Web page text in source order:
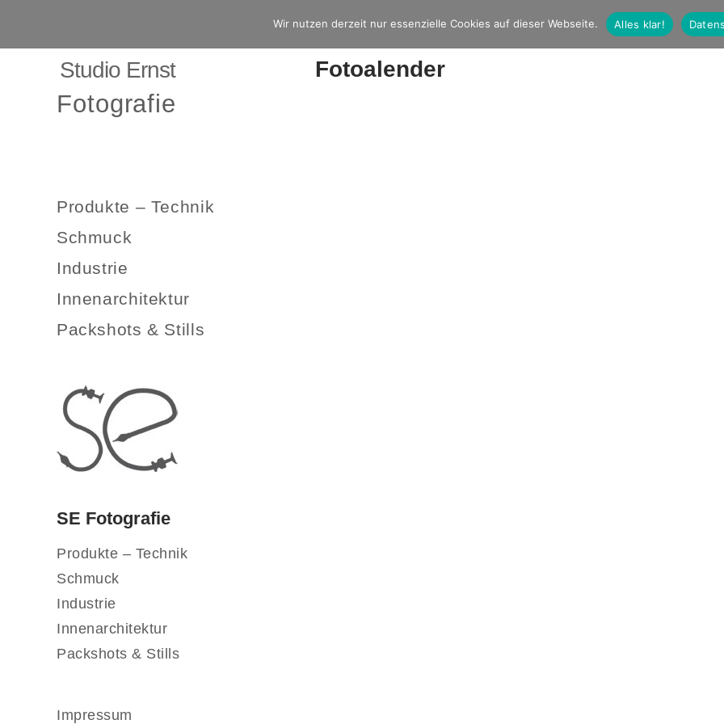
Studio Ernst
Fotografie
Produkte – Technik
Schmuck
Industrie
Innenarchitektur
Packshots & Stills
SE Fotografie
Produkte – Technik
Schmuck
Industrie
Innenarchitektur
Packshots & Stills
Impressum
Fotoalender
Wir nutzen derzeit nur essenzielle Cookies auf dieser Webseite. Alles klar!